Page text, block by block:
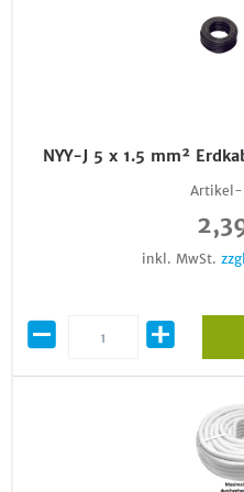
NYY-J 5 x 1.5 mm²
Artikel-
inkl. MwSt.